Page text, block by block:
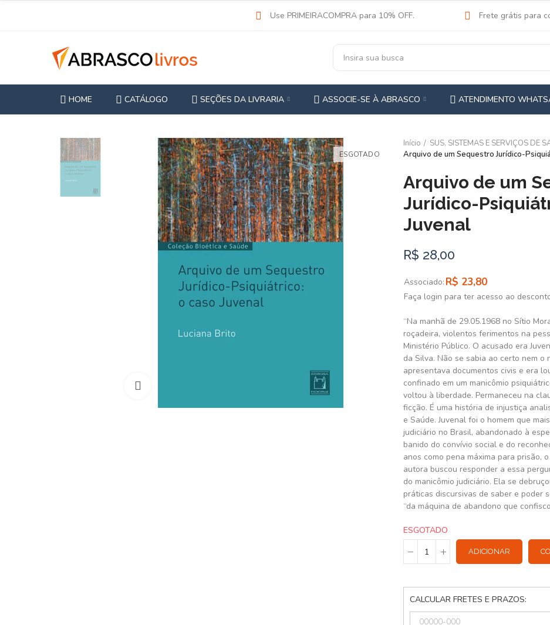
Use PRIMEIRACOMPRA para 10% OFF. Frete grátis para
HOME CATÁLOGO SEÇÕES DA LIVRARIA ASSOCIE-SE À ABRASCO ATENDIMENTO
ESGOTADO
Início SUS, SISTEMAS E SERVIÇOS DE
Arquivo de um Sequestro Jurídico-
Arquivo de um
Jurídico-
Juvenal
R$ 28,00
Associado: R$ 23,80
Faça login para ter acesso ao
“Na manhã de 29.05.1968 no Sítio
roçadeira, violentos ferimentos na
Ministério Público. O acusado era
da Silva. Não se sabia ao certo nem
apresentava documentos civis e era
confinado em um manicômio
voltou à liberdade. Permaneceu na
ficção. É uma história de injustiça
e Saúde. Juvenal foi o homem que
judiciário no Brasil, abandonado à
banido do convívio social e do
anos como pena máxima para prisão,
autora buscou responder a essa
do manicômio judiciário. Ela se
práticas discursivas de saber e poder
“da máquina de abandono que
ESGOTADO
ADICIONAR
CALCULAR FRETES E PRAZOS: